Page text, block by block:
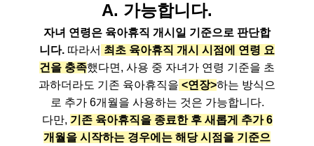
A. 가능합니다.
자녀 연령은 육아휴직 개시일 기준으로 판단합
니다. 따라서 최초 육아휴직 개시 시점에 연령 요
건을 충족했다면, 사용 중 자녀가 연령 기준을 초
과하더라도 기존 육아휴직을 <연장>하는 방식으
로 추가 6개월을 사용하는 것은 가능합니다.
다만, 기존 육아휴직을 종료한 후 새롭게 추가 6
개월을 시작하는 경우에는 해당 시점을 기준으